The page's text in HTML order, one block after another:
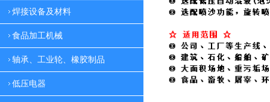
焊接设备及材料
食品加工机械
轴承、工业轮、橡胶制品
低压电器